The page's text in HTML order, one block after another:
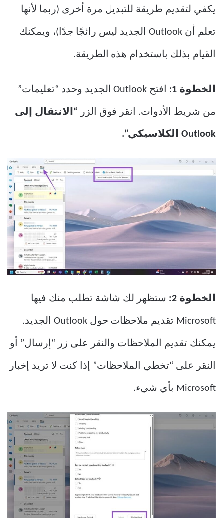
يكفي لتقديم طريقة للتبديل مرة أخرى (ربما لأنها
تعلم أن Outlook الجديد ليس رائجًا جدًا)، ويمكنك
القيام بذلك باستخدام هذه الطريقة.
الخطوة 1 : افتح Outlook الجديد وحدد “تعليمات”
من شريط الأدوات. انقر فوق الزر “الانتقال إلى
Outlook الكلاسيكي”.
الخطوة 2: ستظهر لك شاشة تطلب منك فيها
Microsoft تقديم ملاحظات حول Outlook الجديد.
يمكنك تقديم الملاحظات والنقر على زر “إرسال” أو
النقر على “تخطي الملاحظات” إذا كنت لا تريد إخبار
Microsoft بأي شيء.